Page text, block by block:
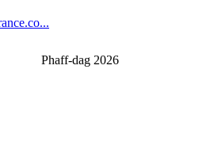
Phaff-dag 2026